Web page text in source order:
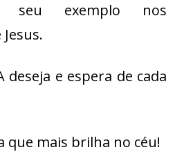
seu exemplo nos
deseja e espera de cada
que mais brilha no céu!